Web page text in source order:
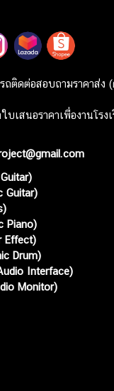
ถติดต่อสอบถามราคาส่ง
บเสนอราคาเพื่องานโรง
Guitar)
Piano)
Effect)
Drum)
Interface)
Monitor)